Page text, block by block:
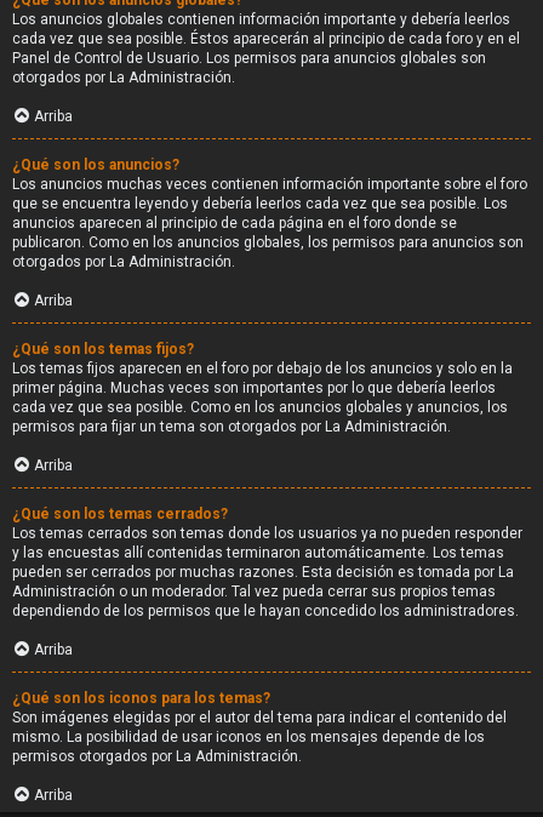
Los anuncios globales contienen información importante y debería leerlos
cada vez que sea posible. Éstos aparecerán al principio de cada foro y en el
Panel de Control de Usuario. Los permisos para anuncios globales son
otorgados por La Administración.
Arriba
¿Qué son los anuncios?
Los anuncios muchas veces contienen información importante sobre el foro
que se encuentra leyendo y debería leerlos cada vez que sea posible. Los
anuncios aparecen al principio de cada página en el foro donde se
publicaron. Como en los anuncios globales, los permisos para anuncios son
otorgados por La Administración.
Arriba
¿Qué son los temas fijos?
Los temas fijos aparecen en el foro por debajo de los anuncios y solo en la
primer página. Muchas veces son importantes por lo que debería leerlos
cada vez que sea posible. Como en los anuncios globales y anuncios, los
permisos para fijar un tema son otorgados por La Administración.
Arriba
¿Qué son los temas cerrados?
Los temas cerrados son temas donde los usuarios ya no pueden responder
y las encuestas allí contenidas terminaron automáticamente. Los temas
pueden ser cerrados por muchas razones. Esta decisión es tomada por La
Administración o un moderador. Tal vez pueda cerrar sus propios temas
dependiendo de los permisos que le hayan concedido los administradores.
Arriba
¿Qué son los iconos para los temas?
Son imágenes elegidas por el autor del tema para indicar el contenido del
mismo. La posibilidad de usar iconos en los mensajes depende de los
permisos otorgados por La Administración.
Arriba